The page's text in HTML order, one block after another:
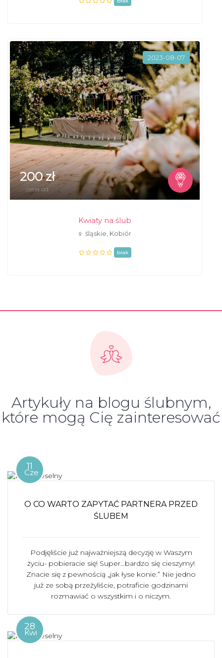
2023-08-07
200 zł
cena od
Kwiaty na ślub
śląskie, Kobiór
brak
Artykuły na blogu ślubnym,
które mogą Cię zainteresować
11
Cze
O CO WARTO ZAPYTAĆ PARTNERA PRZED
ŚLUBEM
Podjęliście już najważniejszą decyzję w Waszym
życiu- pobieracie się! Super…bardzo się cieszymy!
Znacie się z pewnością „jak łyse konie.” Nie jedno
już ze sobą przeżyliście, potraficie godzinami
rozmawiać o wszystkim i o niczym.
28
Kwi